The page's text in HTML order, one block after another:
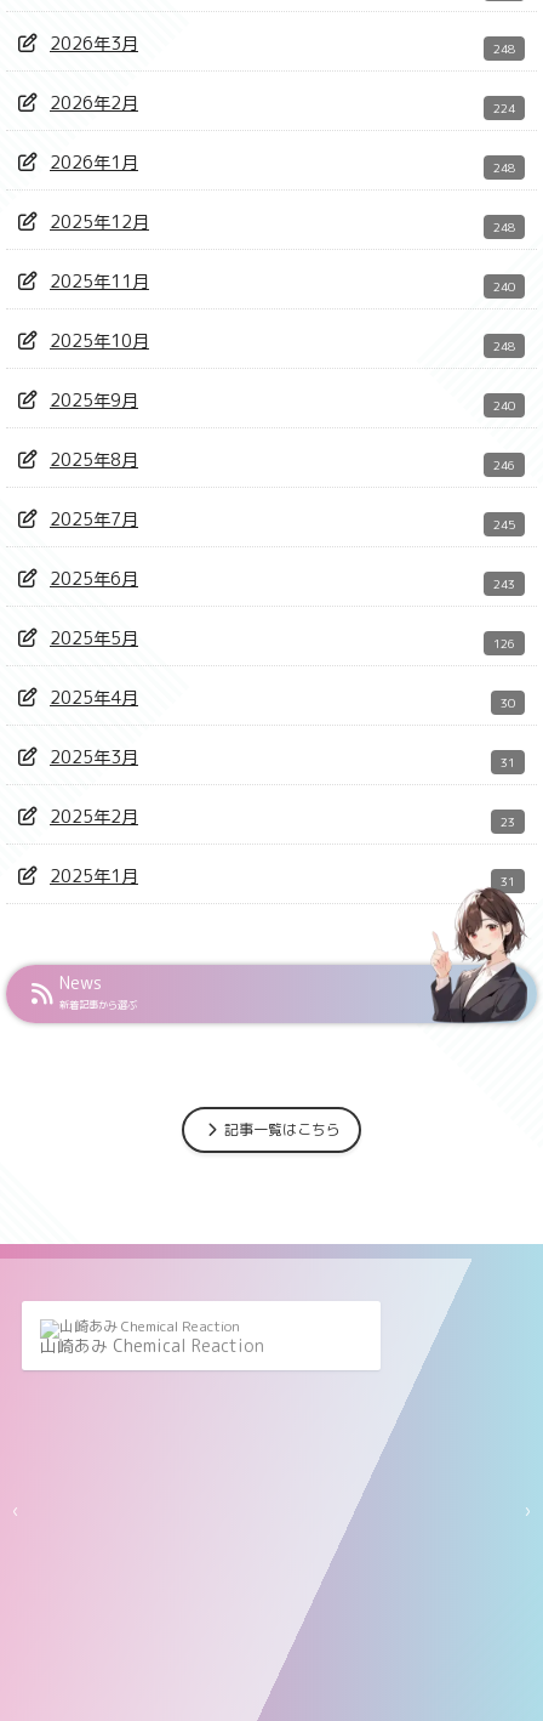
2026年3月 248
2026年2月 224
2026年1月 248
2025年12月 248
2025年11月 240
2025年10月 248
2025年9月 240
2025年8月 246
2025年7月 245
2025年6月 243
2025年5月 126
2025年4月 30
2025年3月 31
2025年2月 23
2025年1月 31
News
新着記事から選ぶ
記事一覧はこちら
山崎あみ Chemical Reaction
‹ ›